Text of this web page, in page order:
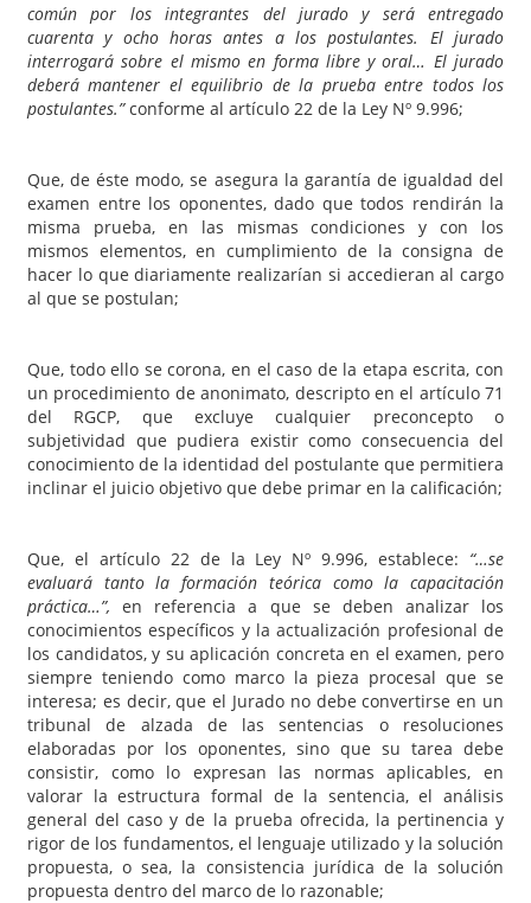
común por los integrantes del jurado y será entregado
cuarenta y ocho horas antes a los postulantes. El jurado
interrogará sobre el mismo en forma libre y oral… El jurado
deberá mantener el equilibrio de la prueba entre todos los
postulantes.”conforme al artículo 22 de la Ley Nº 9.996;
Que, de éste modo, se asegura la garantía de igualdad del
examen entre los oponentes, dado que todos rendirán la
misma prueba, en las mismas condiciones y con los
mismos elementos, en cumplimiento de la consigna de
hacer lo que diariamente realizarían si accedieran al cargo
al que se postulan;
Que, todo ello se corona, en el caso de la etapa escrita, con
un procedimiento de anonimato, descripto en el artículo 71
del RGCP, que excluye cualquier preconcepto o
subjetividad que pudiera existir como consecuencia del
conocimiento de la identidad del postulante que permitiera
inclinar el juicio objetivo que debe primar en la calificación;
Que, el artículo 22 de la Ley Nº 9.996, establece: “…se
evaluará tanto la formación teórica como la capacitación
práctica…”, en referencia a que se deben analizar los
conocimientos específicos y la actualización profesional de
los candidatos, y su aplicación concreta en el examen, pero
siempre teniendo como marco la pieza procesal que se
interesa; es decir, que el Jurado no debe convertirse en un
tribunal de alzada de las sentencias o resoluciones
elaboradas por los oponentes, sino que su tarea debe
consistir, como lo expresan las normas aplicables, en
valorar la estructura formal de la sentencia, el análisis
general del caso y de la prueba ofrecida, la pertinencia y
rigor de los fundamentos, el lenguaje utilizado y la solución
propuesta, o sea, la consistencia jurídica de la solución
propuesta dentro del marco de lo razonable;